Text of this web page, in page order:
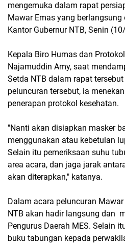
mengemuka dalam rapat
Mawar Emas yang berlangsung
Kantor Gubernur NTB, Senin
Kepala Biro Humas dan
Najamuddin Amy, saat
Setda NTB dalam rapat
peluncuran tersebut, ia
penerapan protokol kesehatan.
"Nanti akan disiapkan masker
menggunakan atau kebetulan
Selain itu pemeriksaan suhu
area acara, dan jaga jarak
akan diterapkan," katanya.
Dalam acara peluncuran
NTB akan hadir langsung dan
Pengurus Daerah MES. Selain
buku tabungan kepada